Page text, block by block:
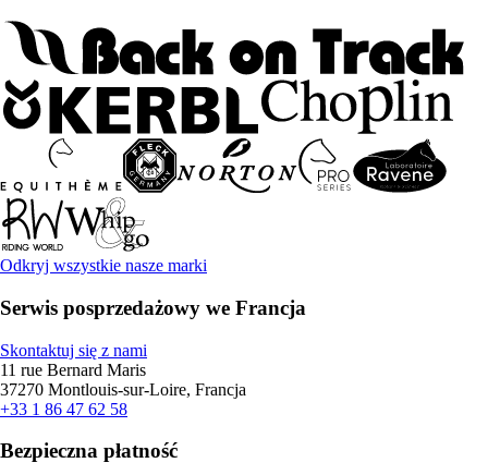
Odkryj wszystkie nasze marki
Serwis posprzedażowy we Francja
Skontaktuj się z nami
11 rue Bernard Maris
37270 Montlouis-sur-Loire, Francja
+33 1 86 47 62 58
Bezpieczna płatność